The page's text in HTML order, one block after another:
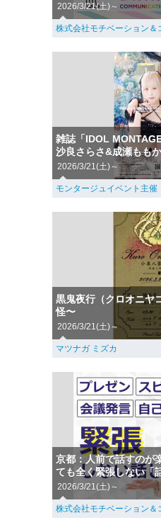
2026/3/21(土)～
株式会社モチベーション＆
雑誌「IDOL
沙良さらさ&成瀬もも
2026/3/21(土)～
モンタージュイベント主催
黒鬼夜行（クロオニヤ
怪〜
2026/3/21(土)～
マツナガ ミズカ
京都：人前で話すのが
ても全く緊張しない「
2026/3/21(土)～
株式会社モチベーション＆